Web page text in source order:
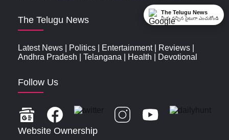
The Telugu News
Latest News Politics Entertainment| Reviews
Andhra Pradesh
Telangana Health Devotional
Follow Us
Website Ownership
The Telugu News
మీకు నచ్చిన సైటుగా ఎంచుకోండి